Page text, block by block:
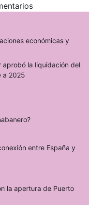
económicas y
aprobó la liquidación del
a 2025
entre España y
la apertura de Puerto